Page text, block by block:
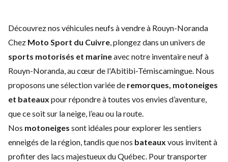
Découvrez nos véhicules neufs à vendre à Rouyn-Noranda
Chez Moto Sport du Cuivre, plongez dans un univers de
sports motorisés et marineavec notre inventaire neuf à
Rouyn-Noranda, au cœur de l'Abitibi-Témiscamingue. Nous
proposons une sélection variée de remorques, motoneiges
et bateaux pour répondre à toutes vos envies d’aventure,
que ce soit sur la neige, l’eau ou la route.
Nos motoneiges sont idéales pour explorer les sentiers
enneigés de la région, tandis que nos bateaux vous invitent à
profiter des lacs majestueux du Québec. Pour transporter